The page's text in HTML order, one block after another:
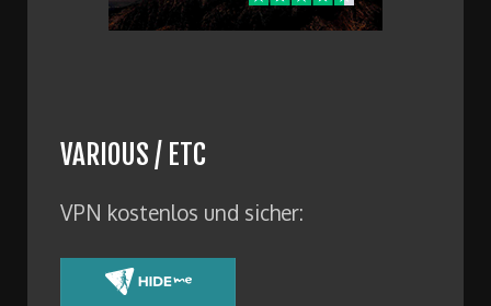
VARIOUS / ETC
VPN kostenlos und sicher: